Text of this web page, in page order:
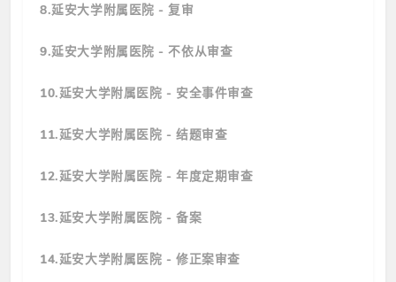
8.延安大学附属医院 - 复审
9.延安大学附属医院 - 不依从审查
10.延安大学附属医院 - 安全事件审查
11.延安大学附属医院 - 结题审查
12.延安大学附属医院 - 年度定期审查
13.延安大学附属医院 - 备案
14.延安大学附属医院 - 修正案审查